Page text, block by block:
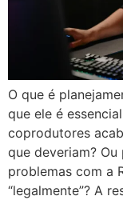
O que é
que ele é
coprodutores
que deveriam?
problemas com a
“legalmente”? A